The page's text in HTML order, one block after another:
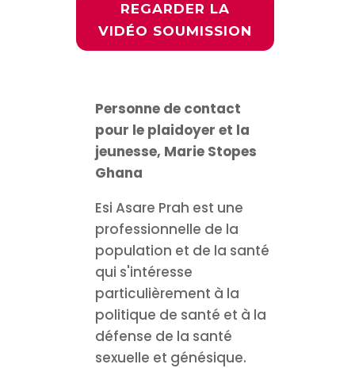
REGARDER LA
VIDÉO SOUMISSION
Personne de contact
pour le plaidoyer et la
jeunesse, Marie Stopes
Ghana
Esi Asare Prah est une
professionnelle de la
population et de la santé
qui s'intéresse
particulièrement à la
politique de santé et à la
défense de la santé
sexuelle et génésique.